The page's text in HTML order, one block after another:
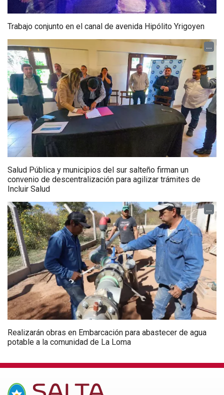
Marocco recibió al embajador de Chile y reafirmó la
importancia del diálogo para fortalecer la integración
fronteriza
...
Salta es sede del 52° Evento Regional del CeATS sobre
tributación y desarrollo
...
Consejo Federal de Justicia